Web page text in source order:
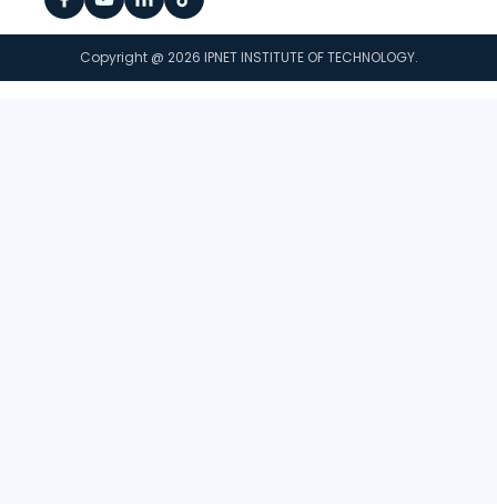
Copyright @ 2026 IPNET INSTITUTE OF TECHNOLOGY.